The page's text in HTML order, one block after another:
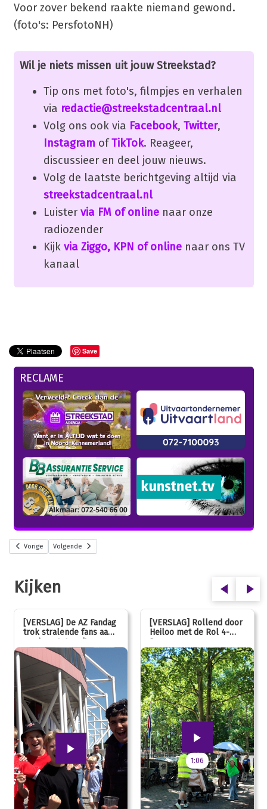
Voor zover bekend raakte niemand gewond.
(foto's: PersfotoNH)
Wil je niets missen uit jouw Streekstad?
Tip ons met foto's, filmpjes en verhalen
via redactie@streekstadcentraal.nl
Volg ons ook via Facebook, Twitter,
Instagram ofTikTok. Reageer,
discussieer en deel jouw nieuws.
Volg de laatste berichtgeving altijd via
streekstadcentraal.nl
Luister via FM of onlinenaar onze
radiozender
Kijk via Ziggo, KPN of onlinenaar ons TV
kanaal
Save
RECLAME
Vorige Volgende
Kijken
[VERSLAG] De AZ Fandag
trok stralende fans aan,
van jong tot oud!
[VERSLAG] Rollend door
Heiloo met de Rol 4-
Daagse
1:06